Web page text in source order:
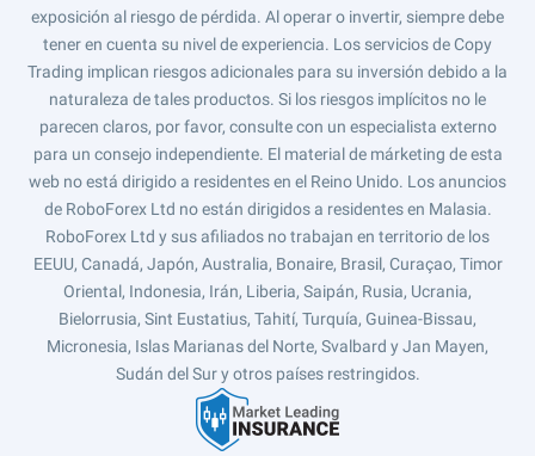
exposición al riesgo de pérdida. Al operar o invertir, siempre debe
tener en cuenta su nivel de experiencia. Los servicios de Copy
Trading implican riesgos adicionales para su inversión debido a la
naturaleza de tales productos. Si los riesgos implícitos no le
parecen claros, por favor, consulte con un especialista externo
para un consejo independiente. El material de márketing de esta
web no está dirigido a residentes en el Reino Unido. Los anuncios
de RoboForex Ltd no están dirigidos a residentes en Malasia.
RoboForex Ltd y sus afiliados no trabajan en territorio de los
EEUU, Canadá, Japón, Australia, Bonaire, Brasil, Curaçao, Timor
Oriental, Indonesia, Irán, Liberia, Saipán, Rusia, Ucrania,
Bielorrusia, Sint Eustatius, Tahití, Turquía, Guinea-Bissau,
Micronesia, Islas Marianas del Norte, Svalbard y Jan Mayen,
Sudán del Sur y otros países restringidos.